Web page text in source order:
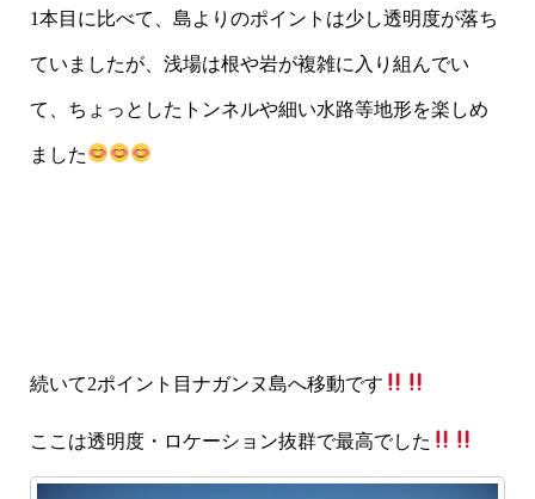
1本目に比べて、島よりのポイントは少し透明度が落ち
ていましたが、浅場は根や岩が複雑に入り組んでい
て、ちょっとしたトンネルや細い水路等地形を楽しめ
ました
続いて2ポイント目ナガンヌ島へ移動です
ここは透明度・ロケーション抜群で最高でした